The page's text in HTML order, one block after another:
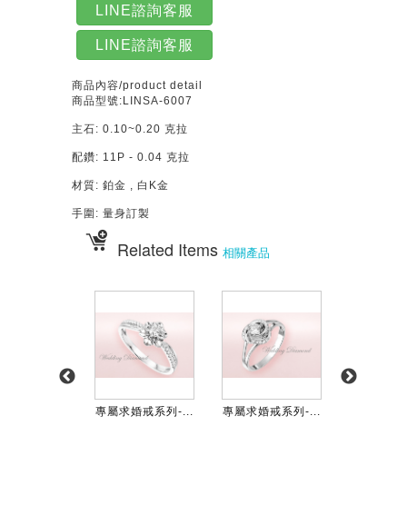
LINE諮詢客服
LINE諮詢客服
商品內容/product detail
商品型號:LINSA-6007
主石: 0.10~0.20 克拉
配鑽: 11P - 0.04 克拉
材質: 鉑金 , 白K金
手圍: 量身訂製
Related Items 相關產品
專屬求婚戒系列-... 專屬求婚戒系列-...